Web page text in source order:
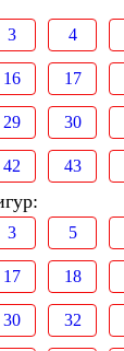
3 4
16 17
29 30
42 43
3 5
17 18
30 32